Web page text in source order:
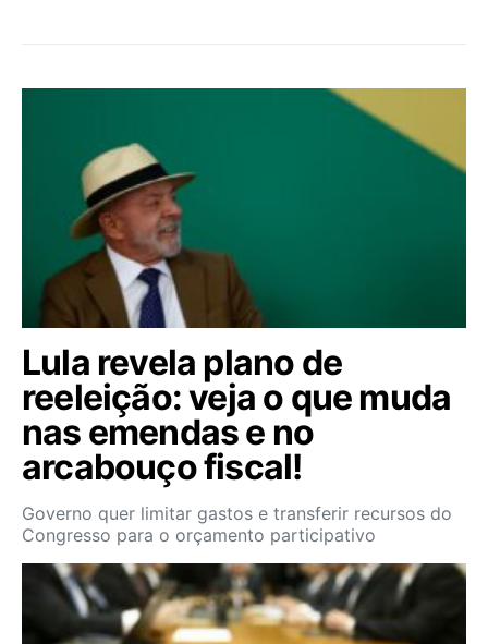
Lula revela plano de
reeleição: veja o que muda
nas emendas e no
arcabouço fiscal!
Governo quer limitar gastos e transferir recursos do
Congresso para o orçamento participativo